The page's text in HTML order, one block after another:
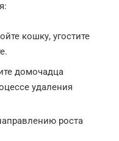
кошку, угостите
домочадца
удаления
роста